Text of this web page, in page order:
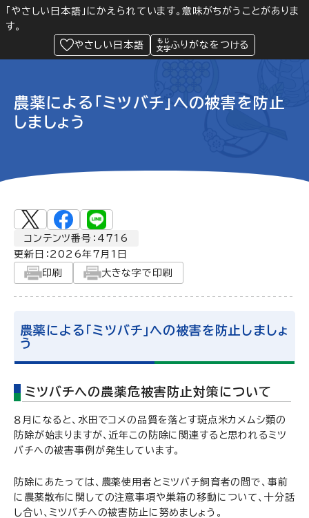
「やさしい日本語」にかえられています。意味がちがうことがありま
す。
やさしい日本語
ふりがなをつける
Language 閲覧支援
緊急情報
農薬による「ミツバチ」への被害を防止
しましょう
コンテンツ番号：4716
更新日： 2026年7月1日
印刷
大きな字で印刷
農薬による「ミツバチ」への被害を防止しましょ
う
ミツバチへの農薬危被害防止対策について
８月になると、水田でコメの品質を落とす斑点米カメムシ類の
防除が始まりますが、近年この防除に関連すると思われるミツ
バチへの被害事例が発生しています。
防除にあたっては、農薬使用者とミツバチ飼育者の間で、事前
に農薬散布に関しての注意事項や巣箱の移動について、十分話
し合い、ミツバチへの被害防止に努めましょう。